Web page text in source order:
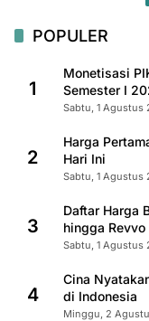
POPULER
1
Monetisasi
Semester I
Sabtu, 1 Agustus
2
Harga
Hari Ini
Sabtu, 1 Agustus
3
Daftar Harga
hingga Revvo
Sabtu, 1 Agustus
4
Cina
di Indonesia
Minggu, 2